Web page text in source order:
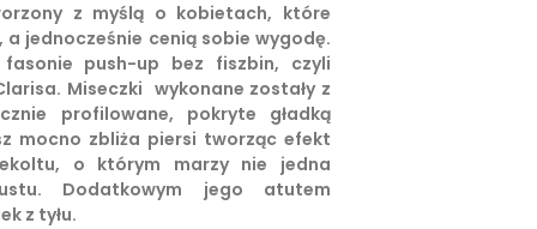
z myślą o kobietach, które
jednocześnie cenią sobie wygodę.
push-up bez fiszbin, czyli
Miseczki wykonane zostały z
profilowane, pokryte gładką
mocno zbliża piersi tworząc efekt
o którym marzy nie jedna
Dodatkowym jego atutem
z tyłu.